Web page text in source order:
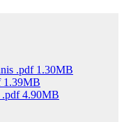
.pdf 1.30MB
1.39MB
.pdf 4.90MB